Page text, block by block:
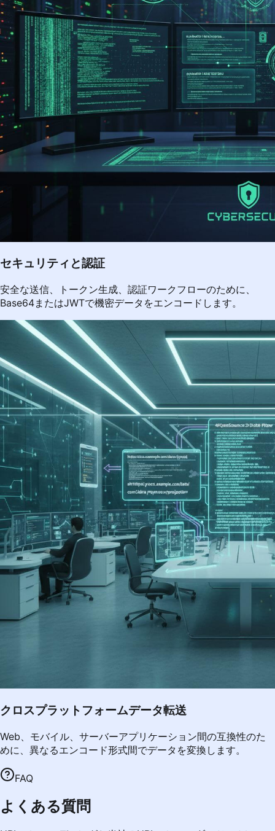
セキュリティと認証
安全な送信、トークン生成、認証ワークフローのために、
Base64またはJWTで機密データをエンコードします。
クロスプラットフォームデータ転送
Web、モバイル、サーバーアプリケーション間の互換性のた
めに、異なるエンコード形式間でデータを変換します。
FAQ
よくある質問